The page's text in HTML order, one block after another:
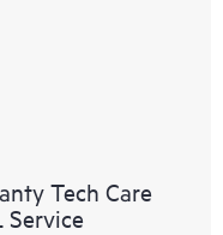
Tech Care
Service